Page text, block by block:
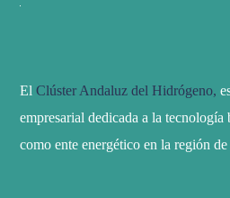
El Clúster Andaluz del Hidrógeno,
empresarial dedicada a la
como ente energético en la región